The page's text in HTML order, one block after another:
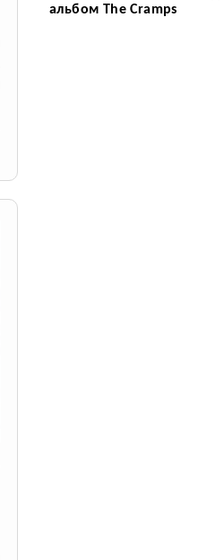
альбом The Cramps